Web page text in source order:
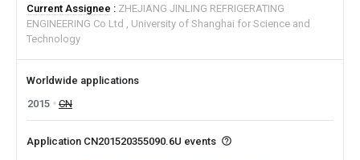
Current Assignee
ZHEJIANG JINLING REFRIGERATING
ENGINEERING Co Ltd
University of Shanghai for Science and
Technology
Worldwide applications
2015
CN
Application CN201520355090.6U events